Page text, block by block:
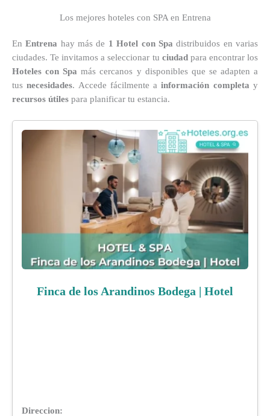
Los mejores hoteles con SPA en Entrena
EnEntrena hay más de 1 Hotel con Spa distribuidos en varias
ciudades. Te invitamos a seleccionar tu ciudadpara encontrar los
Hoteles con Spa más cercanos y disponibles que se adapten a
tusnecesidades. Accede fácilmente ainformación completa y
recursos útiles para planificar tu estancia.
Finca de los Arandinos Bodega | Hotel
Direccion: